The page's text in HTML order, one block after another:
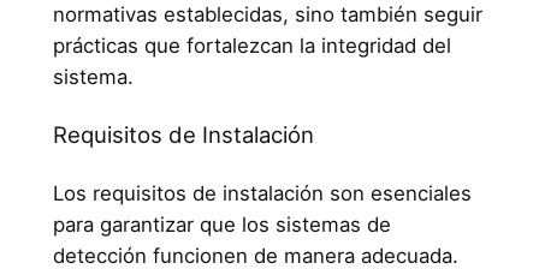
normativas establecidas, sino también seguir
prácticas que fortalezcan la integridad del
sistema.
Requisitos de Instalación
Los requisitos de instalación son esenciales
para garantizar que los sistemas de
detección funcionen de manera adecuada.